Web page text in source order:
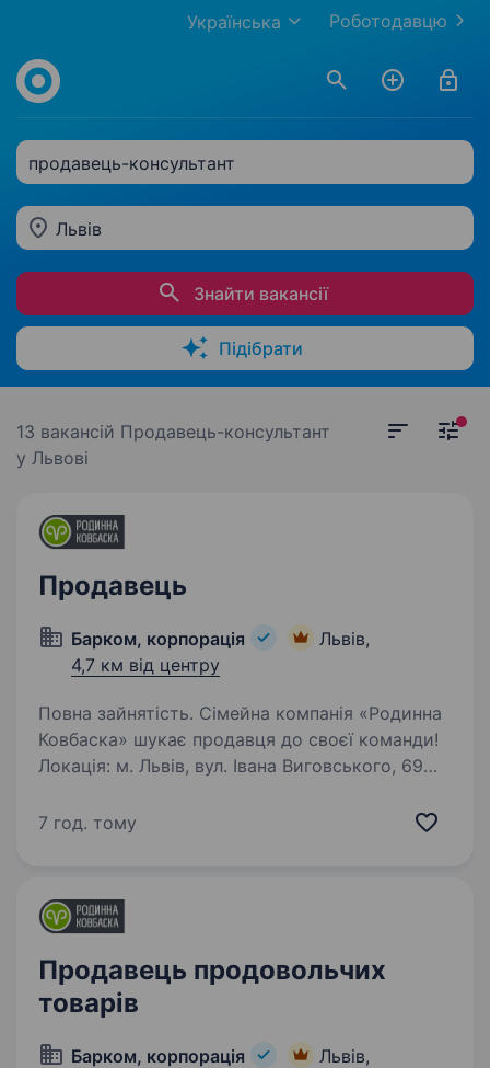
Роботодавцю
Українська
продавець-консультант
Львів
Знайти вакансії
Підібрати
13 вакансій Продавець-консультант
у Львові
Продавець
Барком, корпорація
Львів,
4,7 км від центру
Повна зайнятість. Сімейна компанія «Родинна
Ковбаска» шукає продавця до своєї команди!
Локація: м. Львів, вул. Івана Виговського, 69
07:00—20:00 Сб: 07:00—20:00 Нд:
7 год. тому
Продавець продовольчих
товарів
Барком, корпорація
Львів,